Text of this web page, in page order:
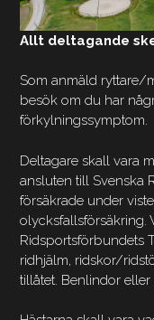
Allt deltagande
Som anmäld ryttare/
besök om du har
förkylningssymptom.
Deltagare skall vara
ansluten till Svenska
försäkrade under
olycksfallsförsäkring.
Ridsportsförbundets
ridhjälm, ridskor/
tillåtet. Benlindor